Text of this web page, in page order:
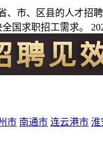
、市、区县的人才
国求职招工需求。
市 南通市 连云港市 淮